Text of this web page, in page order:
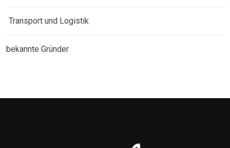
Transport und Logistik
bekannte Gründer